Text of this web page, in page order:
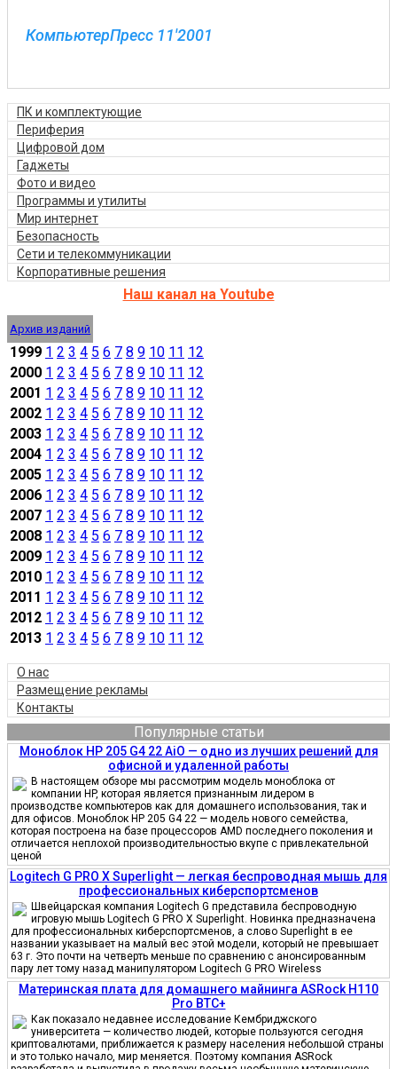
КомпьютерПресс 11'2001
ПК и комплектующие
Периферия
Цифровой дом
Гаджеты
Фото и видео
Программы и утилиты
Мир интернет
Безопасность
Сети и телекоммуникации
Корпоративные решения
Наш канал на Youtube
Архив изданий
1999 1 2 3 4 5 6 7 8 9 10 11 12
2000 1 2 3 4 5 6 7 8 9 10 11 12
2001 1 2 3 4 5 6 7 8 9 10 11 12
2002 1 2 3 4 5 6 7 8 9 10 11 12
2003 1 2 3 4 5 6 7 8 9 10 11 12
2004 1 2 3 4 5 6 7 8 9 10 11 12
2005 1 2 3 4 5 6 7 8 9 10 11 12
2006 1 2 3 4 5 6 7 8 9 10 11 12
2007 1 2 3 4 5 6 7 8 9 10 11 12
2008 1 2 3 4 5 6 7 8 9 10 11 12
2009 1 2 3 4 5 6 7 8 9 10 11 12
2010 1 2 3 4 5 6 7 8 9 10 11 12
2011 1 2 3 4 5 6 7 8 9 10 11 12
2012 1 2 3 4 5 6 7 8 9 10 11 12
2013 1 2 3 4 5 6 7 8 9 10 11 12
О нас
Размещение рекламы
Контакты
Популярные статьи
Моноблок HP 205 G4 22 AiO — одно из лучших решений для
офисной и удаленной работы
В настоящем обзоре мы рассмотрим модель моноблока от
компании HP, которая является признанным лидером в
производстве компьютеров как для домашнего использования, так и
для офисов. Моноблок HP 205 G4 22 — модель нового семейства,
которая построена на базе процессоров AMD последнего поколения и
отличается неплохой производительностью вкупе с привлекательной
ценой
Logitech G PRO X Superlight — легкая беспроводная мышь для
профессиональных киберспортсменов
Швейцарская компания Logitech G представила беспроводную
игровую мышь Logitech G PRO X Superlight. Новинка предназначена
для профессиональных киберспортсменов, а слово Superlight в ее
названии указывает на малый вес этой модели, который не превышает
63 г. Это почти на четверть меньше по сравнению с анонсированным
пару лет тому назад манипулятором Logitech G PRO Wireless
Материнская плата для домашнего майнинга ASRock H110
Pro BTC+
Как показало недавнее исследование Кембриджского
университета — количество людей, которые пользуются сегодня
криптовалютами, приближается к размеру населения небольшой страны
и это только начало, мир меняется. Поэтому компания ASRock